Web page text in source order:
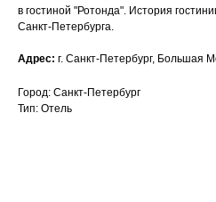
в гостиной "Ротонда". История
Санкт-Петербурга.
Адрес: г. Санкт-Петербург, Большая
Город: Санкт-Петербург
Тип: Отель